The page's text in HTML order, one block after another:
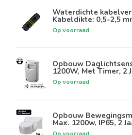
Waterdichte
Kabeldikte: 0,5-2,5
Op voorraad
Opbouw
1200W, Met Timer, 2
Op voorraad
Opbouw
Max. 1200w, IP65, 2